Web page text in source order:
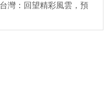
灣：回望精彩風雲，預